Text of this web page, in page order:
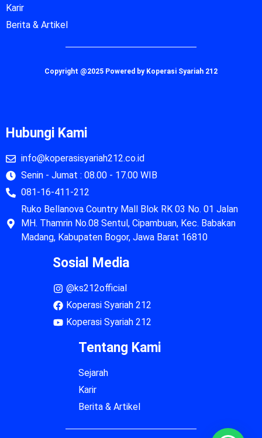
Karir
Berita & Artikel
Copyright @2025 Powered by Koperasi Syariah 212
Hubungi Kami
info@koperasisyariah212.co.id
Senin - Jumat : 08.00 - 17.00 WIB
081-16-411-212
Ruko Bellanova Country Mall Blok RK 03 No. 01 Jalan
MH. Thamrin No.08 Sentul, Cipambuan, Kec. Babakan
Madang, Kabupaten Bogor, Jawa Barat 16810
Sosial Media
@ks212official
Koperasi Syariah 212
Koperasi Syariah 212
Tentang Kami
Sejarah
Karir
Berita & Artikel